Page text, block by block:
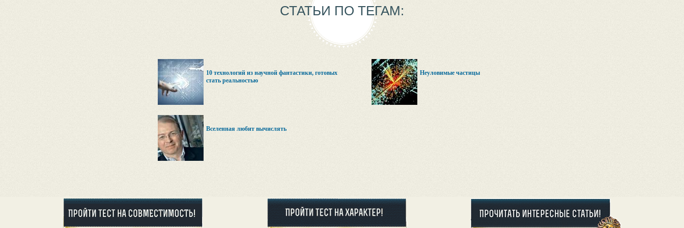
СТАТЬИ ПО ТЕГАМ:
10 технологий из научной фантастики, готовых
стать реальностью
Неуловимые частицы
Вселенная любит вычислять